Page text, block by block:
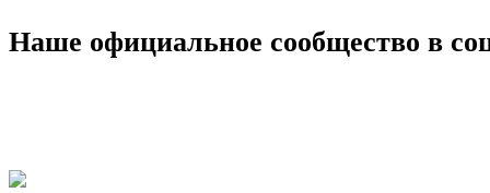
Наше официальное сообщество в